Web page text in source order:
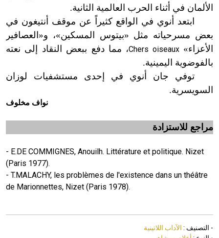
الألمان في أثناء الحرب العالمية الثانية.
ابتعد أنوي في الواقع كثيراً عن موقف أنتيغون في
بعض مسرحياته مثل «بيتوس المسكين»، و« العصافير
الأعزاء»Chers oiseaux، مما دفع ببعض النقاد إلى نعته
بالفوضوية اليمينية.
توفي جان أنوي في إحدى مستشفيات لوزان
السويسرية.
نواف مخلوف
مراجع للاستزادة
- E.DE COMMIGNES, Anouilh. Littérature et politique. Nizet
(Paris 1977).
- T.MALACHY, les problèmes de l'existence dans un théâtre
de Marionnettes, Nizet (Paris 1978).
- التصنيف : الآداب اللاتينية